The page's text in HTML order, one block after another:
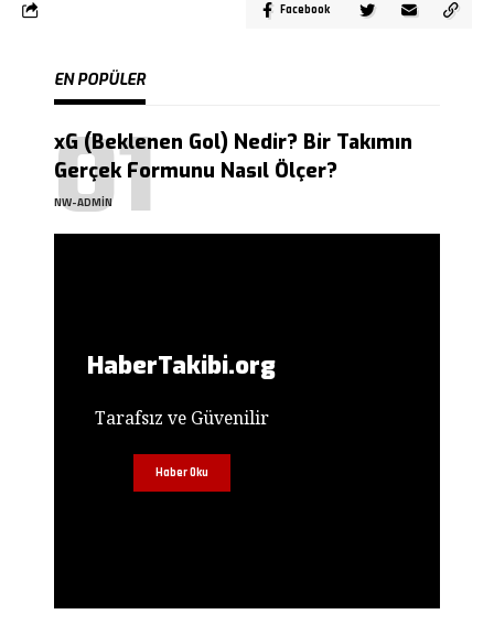
Facebook
EN POPÜLER
xG (Beklenen Gol) Nedir? Bir Takımın
Gerçek Formunu Nasıl Ölçer?
NW-ADMIN
HaberTakibi.org
Tarafsız ve Güvenilir
Haber Oku